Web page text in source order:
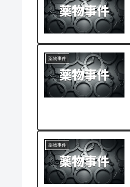
薬物事件
薬物事件